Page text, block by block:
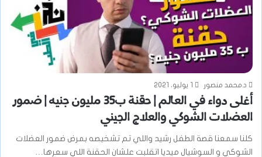
د.محمد منصور 1 يوليو، 2021
أغلى دواء في العالم | حقنة ب35 مليون جنيه | ضمور
العضلات الشوكي والعلاج الجيني
كلنا سمعنا قصة الطفل رشيد واللي تم تشخيصه بمرض ضمور العضلات
الشوكي و السوشيال ميديا اتقلبت علشان الحقنة اللي سعرها…